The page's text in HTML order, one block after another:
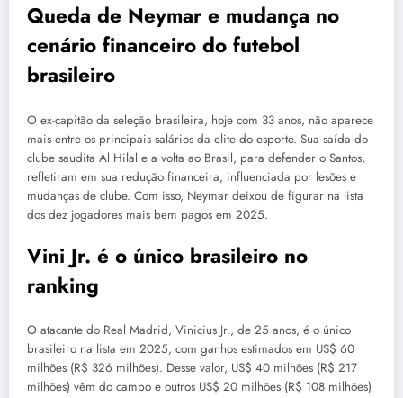
Queda de Neymar e mudança no
cenário financeiro do futebol
brasileiro
O ex-capitão da seleção brasileira, hoje com 33 anos, não aparece
mais entre os principais salários da elite do esporte. Sua saída do
clube saudita Al Hilal e a volta ao Brasil, para defender o Santos,
refletiram em sua redução financeira, influenciada por lesões e
mudanças de clube. Com isso, Neymar deixou de figurar na lista
dos dez jogadores mais bem pagos em 2025.
Vini Jr. é o único brasileiro no
ranking
O atacante do Real Madrid, Vinicius Jr., de 25 anos, é o único
brasileiro na lista em 2025, com ganhos estimados em US$ 60
milhões (R$ 326 milhões). Desse valor, US$ 40 milhões (R$ 217
milhões) vêm do campo e outros US$ 20 milhões (R$ 108 milhões)